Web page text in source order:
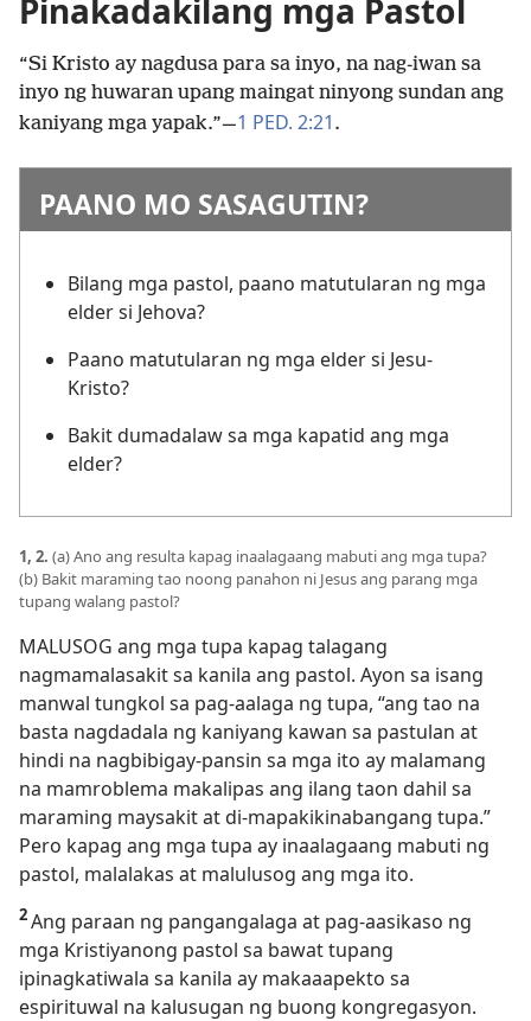
Pinakadakilang mga Pastol
“Si Kristo ay nagdusa para sa inyo, na nag-iwan sa
inyo ng huwaran upang maingat ninyong sundan ang
kaniyang mga yapak.”—1 PED. 2:21 .
PAANO MO SASAGUTIN?
Bilang mga pastol, paano matutularan ng mga
elder si Jehova?
Paano matutularan ng mga elder si Jesu-
Kristo?
Bakit dumadalaw sa mga kapatid ang mga
elder?
1, 2. (a) Ano ang resulta kapag inaalagaang mabuti ang mga tupa?
(b) Bakit maraming tao noong panahon ni Jesus ang parang mga
tupang walang pastol?
MALUSOG ang mga tupa kapag talagang
nagmamalasakit sa kanila ang pastol. Ayon sa isang
manwal tungkol sa pag-aalaga ng tupa, “ang tao na
basta nagdadala ng kaniyang kawan sa pastulan at
hindi na nagbibigay-pansin sa mga ito ay malamang
na mamroblema makalipas ang ilang taon dahil sa
maraming maysakit at di-mapakikinabangang tupa.”
Pero kapag ang mga tupa ay inaalagaang mabuti ng
pastol, malalakas at malulusog ang mga ito.
2Ang paraan ng pangangalaga at pag-aasikaso ng
mga Kristiyanong pastol sa bawat tupang
ipinagkatiwala sa kanila ay makaaapekto sa
espirituwal na kalusugan ng buong kongregasyon.